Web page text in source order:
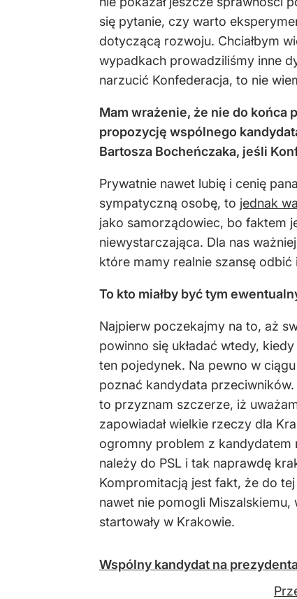
się pytanie, czy warto
dotyczącą rozwoju. Chciałbym
wypadkach prowadziliśmy inne
narzucić Konfederacja, to nie
Mam wrażenie, że nie do końca
propozycję wspólnego
Bartosza Bocheńczaka, jeśli
Prywatnie nawet lubię i cenię
sympatyczną osobę, to jednak
jako samorządowiec, bo faktem
niewystarczająca. Dla nas
które mamy realnie szansę
To kto miałby być tym
Najpierw poczekajmy na to, aż
powinno się układać wtedy,
ten pojedynek. Na pewno w
poznać kandydata
to przyznam szczerze, iż
zapowiadał wielkie rzeczy dla
ogromny problem z kandydatem
należy do PSL i tak naprawdę
Kompromitacją jest fakt, że do
nawet nie pomogli
startowały w Krakowie.
Wspólny kandydat na